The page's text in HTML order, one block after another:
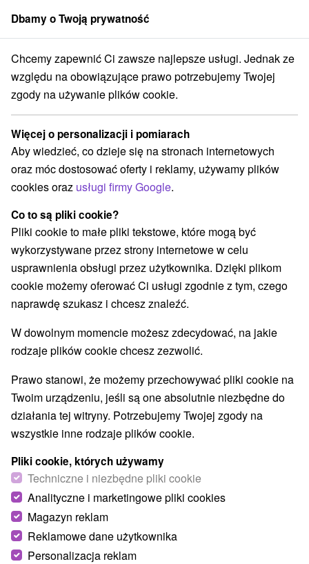
członek grupySorger
Atrakcje na Słowacji Ośrodek narciarski w spa
Ośrodek narciarski w spa
Kategorie
Wszystkie kategorie
Rafting, rafting, rafting(4)
Zamki, pałace, ruiny(9)
Loty widokowe i rejsy wycieczkowe
Jazda konna(1) Skanseny(2) Chaty górskie(6)
Zamki(2) Miejsca sakralne (2)
Wieże obserwacyjne i chodniki (2)
Obiekty architektoniczne(2) Ośrodek narciarski(3)
Parki miejskie i zamkowe(3) Źródła
Pola golfowe
Amfiteatry i kina w przyrodzie(1)
Túry a turistické chodníky(14) Tarcze(9)
Atrakcje turystyczne(18) Muzea i galerie(7)
Ogrody zoologiczne i fermy zwierząt(2)
Ogrody botaniczne(1) Escaperoom(1)
Jeziora, jeziora, zbiorniki wodne(8)
Atrakcje dla dzieci(31) Zabytki techniki
Wodospady(5) Kościoły drewniane(3)
Aquaparki, baseny(12) Planetarium i obserwatorium
Ośrodki i miasteczka dziecięce
Areny laserowe i paintball(1)
Dbamy o Twoją prywatność
Chcemy zapewnić Ci zawsze najlepsze usługi. Jednak ze
względu na obowiązujące prawo potrzebujemy Twojej
zgody na używanie plików cookie.
Więcej o personalizacji i pomiarach
Aby wiedzieć, co dzieje się na stronach internetowych
oraz móc dostosować oferty i reklamy, używamy plików
cookies oraz usługi firmy Google.
Co to są pliki cookie?
Pliki cookie to małe pliki tekstowe, które mogą być
wykorzystywane przez strony internetowe w celu
usprawnienia obsługi przez użytkownika. Dzięki plikom
cookie możemy oferować Ci usługi zgodnie z tym, czego
naprawdę szukasz i chcesz znaleźć.
W dowolnym momencie możesz zdecydować, na jakie
rodzaje plików cookie chcesz zezwolić.
Prawo stanowi, że możemy przechowywać pliki cookie na
Twoim urządzeniu, jeśli są one absolutnie niezbędne do
działania tej witryny. Potrzebujemy Twojej zgody na
wszystkie inne rodzaje plików cookie.
Pliki cookie, których używamy
Techniczne i niezbędne pliki cookie
Analityczne i marketingowe pliki cookies
Magazyn reklam
Reklamowe dane użytkownika
Personalizacja reklam